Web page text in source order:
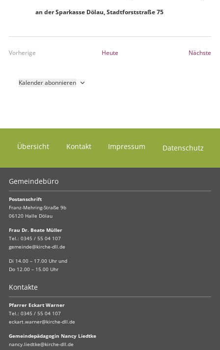
an der Sparkasse Dölau, Stadtforststraße 75
Vorherige
Heute Nächste
Kalender abonnieren
Übersicht Kontakt Impressum Datenschutz
Gemeindebüro
Postanschrift
Franz-Mehring-Straße 9b
06120 Halle Dölau
Frau Dr. Beate Müller
Tel.: 0345 / 55 04 107
gemeinde@kirche-dll.de
Di 14.00 – 17.00 Uhr und
Do 12.00 – 15.00 Uhr
Kontakte
Pfarrer Eckart Warner
Tel.: 0345 / 55 04 107
eckart.warner@kirche-dll.de
Gemeindepädagogin Nancy Liedtke
nancy.liedtke@kirche-dll.de